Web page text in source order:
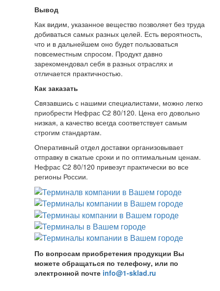
Вывод
Как видим, указанное вещество позволяет без труда
добиваться самых разных целей. Есть вероятность,
что и в дальнейшем оно будет пользоваться
повсеместным спросом. Продукт давно
зарекомендовал себя в разных отраслях и
отличается практичностью.
Как заказать
Связавшись с нашими специалистами, можно легко
приобрести Нефрас С2 80/120. Цена его довольно
низкая, а качество всегда соответствует самым
строгим стандартам.
Оперативный отдел доставки организовывает
отправку в сжатые сроки и по оптимальным ценам.
Нефрас С2 80/120 привезут практически во все
регионы России.
По вопросам приобретения продукции Вы
можете обращаться по телефону, или по
электронной почте info@1-sklad.ru